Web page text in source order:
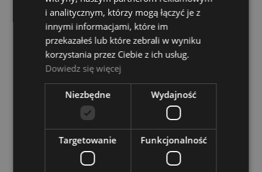
Dostępność: 6
zapytaj o produkt
poleć znajomemu
dodaj opinię
dodaj do przechowalni
24 godziny
od 14,00 zł - InPost Paczkomaty 24/7
KOSZTY DOSTAWY
i analitycznym, którzy mogą łączyć je z
innymi informacjami, które im
przekazałeś lub które zebrali w wyniku
korzystania przez Ciebie z ich usług.
Dowiedz się więcej
Niezbędne Wydajność
Targetowanie Funkcjonalność